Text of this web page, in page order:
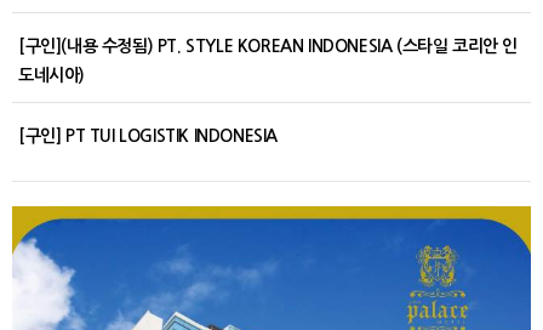
[구인](내용 수정됨) PT. STYLE KOREAN INDONESIA (스타일 코리안 인
도네시아)
[구인] PT TUI LOGISTIK INDONESIA